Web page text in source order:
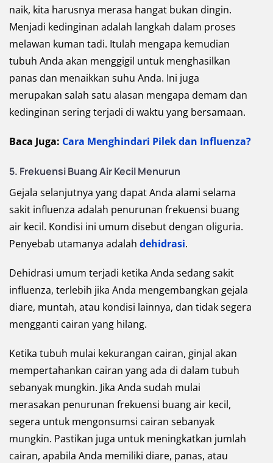
naik, kita harusnya merasa hangat bukan dingin.
Menjadi kedinginan adalah langkah dalam proses
melawan kuman tadi. Itulah mengapa kemudian
tubuh Anda akan menggigil untuk menghasilkan
panas dan menaikkan suhu Anda. Ini juga
merupakan salah satu alasan mengapa demam dan
kedinginan sering terjadi di waktu yang bersamaan.
Baca Juga: Cara Menghindari Pilek dan Influenza?
5. Frekuensi Buang Air Kecil Menurun
Gejala selanjutnya yang dapat Anda alami selama
sakit influenza adalah penurunan frekuensi buang
air kecil. Kondisi ini umum disebut dengan oliguria.
Penyebab utamanya adalah dehidrasi.
Dehidrasi umum terjadi ketika Anda sedang sakit
influenza, terlebih jika Anda mengembangkan gejala
diare, muntah, atau kondisi lainnya, dan tidak segera
mengganti cairan yang hilang.
Ketika tubuh mulai kekurangan cairan, ginjal akan
mempertahankan cairan yang ada di dalam tubuh
sebanyak mungkin. Jika Anda sudah mulai
merasakan penurunan frekuensi buang air kecil,
segera untuk mengonsumsi cairan sebanyak
mungkin. Pastikan juga untuk meningkatkan jumlah
cairan, apabila Anda memiliki diare, panas, atau